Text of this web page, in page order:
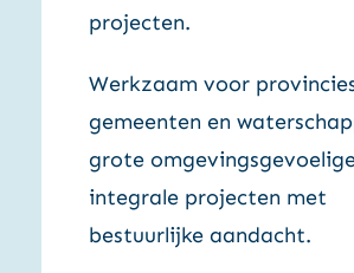
projecten.
Werkzaam voor
gemeenten en
grote
integrale projecten met
bestuurlijke aandacht.